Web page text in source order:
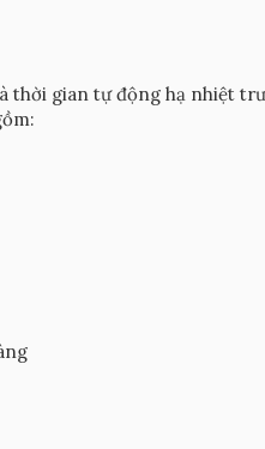
thời gian tự động hạ nhiệt